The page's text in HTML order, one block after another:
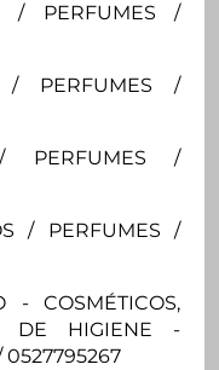
/ PERFUMES /
/ PERFUMES /
/ PERFUMES /
/ PERFUMES /
COSMÉTICOS,
DE HIGIENE -
0527795267